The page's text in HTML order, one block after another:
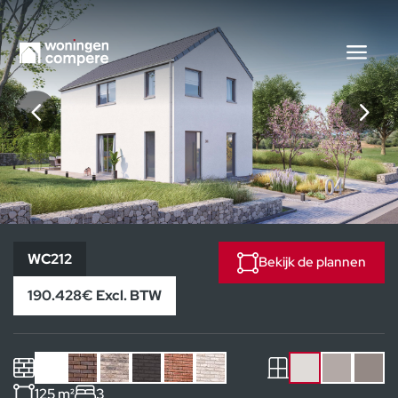
WC212
WC212
190.428€ Excl. BTW
Bekijk de plannen
125 m² 3